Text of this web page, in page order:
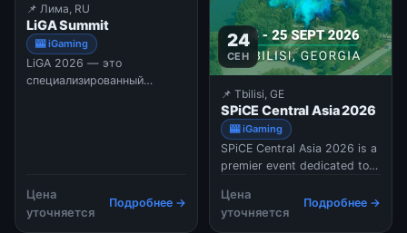
📌 Лима, RU
LiGA Summit
🎰 iGaming
LiGA 2026 — это
специализированный
сфере iGaming и
партнерского маркетинга.
Цена
уточняется
Подробнее →
24
СЕН
📌 Tbilisi, GE
SPiCE Central Asia 2026
🎰 iGaming
SPiCE Central Asia 2026 is a
premier event dedicated to
industry in Central Asia and
beyond. This three-day
Цена
уточняется
Подробнее →